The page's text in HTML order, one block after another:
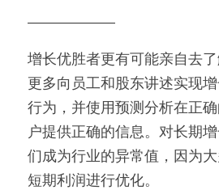
——————
增长优胜者更有可能亲自去
更多向员工和股东讲述实现
行为，并使用预测分析在正
户提供正确的信息。对长期
们成为行业的异常值，因为
短期利润进行优化。